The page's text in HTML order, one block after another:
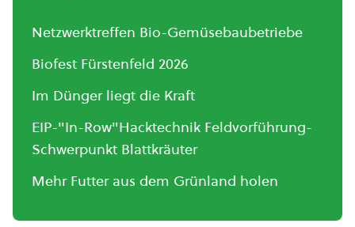
Netzwerktreffen Bio-Gemüsebaubetriebe
Biofest Fürstenfeld 2026
Im Dünger liegt die Kraft
EIP-"In-Row"Hacktechnik Feldvorführung-
Schwerpunkt Blattkräuter
Mehr Futter aus dem Grünland holen